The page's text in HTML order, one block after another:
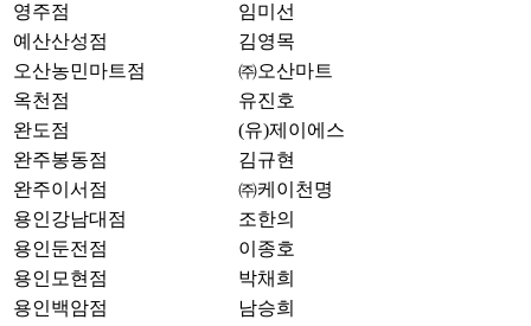
영주점
임미선
예산산성점
김영목
오산농민마트점
㈜오산마트
옥천점
유진호
완도점
(유)제이에스
완주봉동점
김규현
완주이서점
㈜케이천명
용인강남대점
조한의
용인둔전점
이종호
용인모현점
박채희
용인백암점
남승희